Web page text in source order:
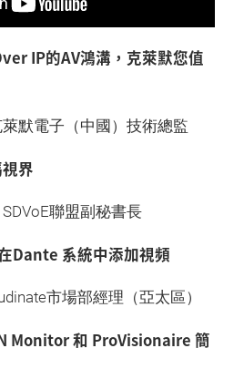
IP的AV鴻溝，克萊默您值
默電子（中國）技術總監
界
聯盟副秘書長
Dante 系統中添加視頻
市場部經理（亞太區）
Monitor 和 ProVisionaire 簡